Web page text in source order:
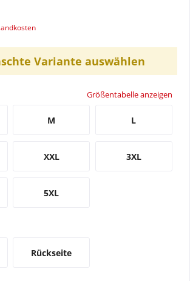
Variante auswählen
Größentabelle anzeigen
M L
XXL 3XL
5XL
Rückseite